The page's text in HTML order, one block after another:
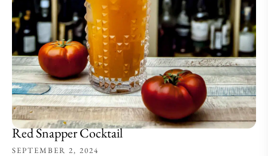
Red Snapper Cocktail
SEPTEMBER 2, 2024